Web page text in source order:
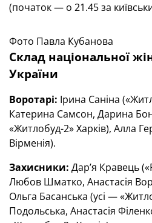
(початок — о 21.45 за
Фото Павла Кубанова
Склад національної
України
Воротарі: Ірина Саніна
Катерина Самсон, Дарина
«Житлобуд-2» Харків), Алла
Вірменія).
Захисники: Дар’я Кравець
Любов Шматко, Анастасія
Ольга Басанська (усі —
Подольська, Анастасія